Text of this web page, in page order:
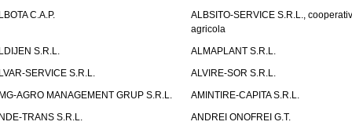
C.A.P.
ALBSITO-SERVICE S.R.L.,
agricola
S.R.L.
ALMAPLANT S.R.L.
SERVICE S.R.L.
ALVIRE-SOR S.R.L.
AGRO MANAGEMENT GRUP S.R.L.
AMINTIRE-CAPITA S.R.L.
TRANS S.R.L.
ANDREI ONOFREI G.T.